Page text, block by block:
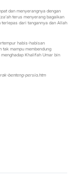
dan menyerangnya dengan
terus menyerang bagaikan
terlepas dari tangannya dan Allah
habis-habisan
tak mampu membendung
Khalifah Umar bin
benteng-persia.htm